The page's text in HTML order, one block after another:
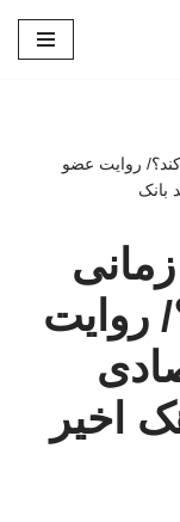
روایت عضو
بانک
روایت
اخیر